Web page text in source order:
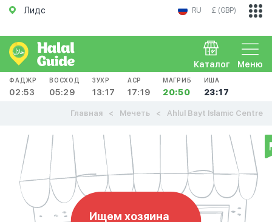
Лидс RU £ (GBP)
Меню
Каталог
ФАДЖР
02:53
ВОСХОД
05:29
ЗУХР
13:17
АСР
17:19
МАГРИБ
20:50
ИША
23:17
Главная Мечеть Ahlul Bayt Islamic Centre
Ищем хозяина